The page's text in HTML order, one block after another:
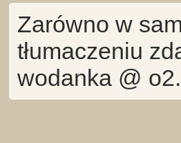
Zarówno w
tłumaczeniu
wodanka @